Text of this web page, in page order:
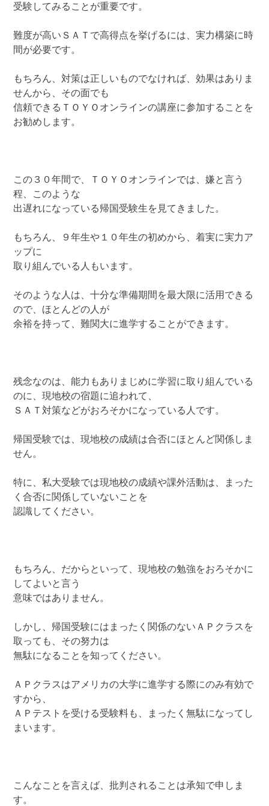
受験してみることが重要です。
難度が高いＳＡＴで高得点を挙げるには、実力構築に時
間が必要です。
もちろん、対策は正しいものでなければ、効果はありま
せんから、その面でも
信頼できるＴＯＹＯオンラインの講座に参加することを
お勧めします。
この３０年間で、ＴＯＹＯオンラインでは、嫌と言う
程、このような
出遅れになっている帰国受験生を見てきました。
もちろん、９年生や１０年生の初めから、着実に実力ア
ップに
取り組んでいる人もいます。
そのような人は、十分な準備期間を最大限に活用できる
ので、ほとんどの人が
余裕を持って、難関大に進学することができます。
残念なのは、能力もありまじめに学習に取り組んでいる
のに、現地校の宿題に追われて、
ＳＡＴ対策などがおろそかになっている人です。
帰国受験では、現地校の成績は合否にほとんど関係しま
せん。
特に、私大受験では現地校の成績や課外活動は、まった
く合否に関係していないことを
認識してください。
もちろん、だからといって、現地校の勉強をおろそかに
してよいと言う
意味ではありません。
しかし、帰国受験にはまったく関係のないＡＰクラスを
取っても、その努力は
無駄になることを知ってください。
ＡＰクラスはアメリカの大学に進学する際にのみ有効で
すから、
ＡＰテストを受ける受験料も、まったく無駄になってし
まいます。
こんなことを言えば、批判されることは承知で申しま
す。